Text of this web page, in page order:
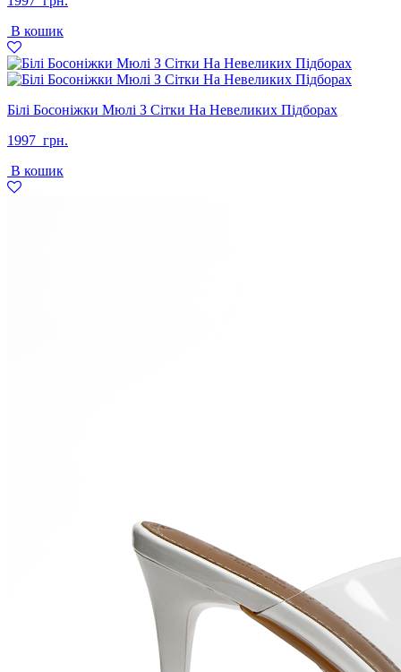
В кошик
Білі Босоніжки Мюлі З Сітки На Невеликих Підборах
1997 грн.
В кошик